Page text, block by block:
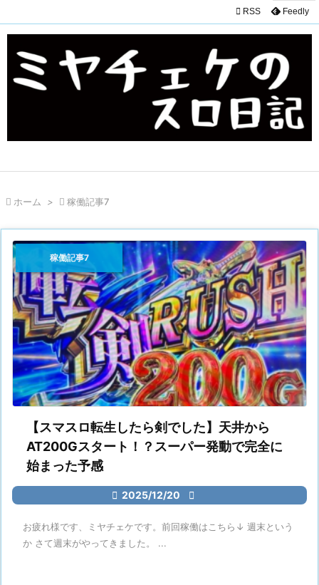
 RSS Feedly
 ホーム >  稼働記事7
【スマスロ転生したら剣でした】天井から
AT200Gスタート！？スーパー発動で完全に
始まった予感
 2025/12/20 
稼働記事7
お疲れ様です、ミヤチェケです。前回稼働はこちら↓ 週末という
か さて週末がやってきました。 ...